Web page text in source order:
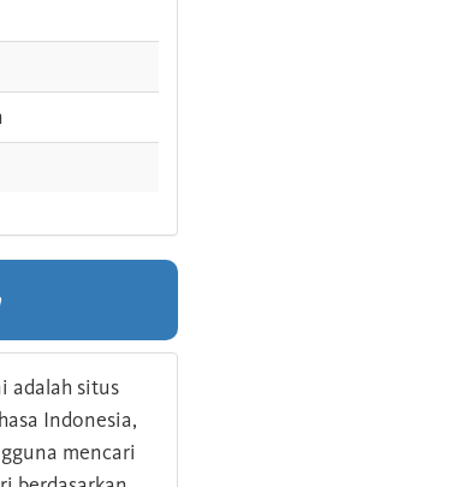
adalah situs
Indonesia,
mencari